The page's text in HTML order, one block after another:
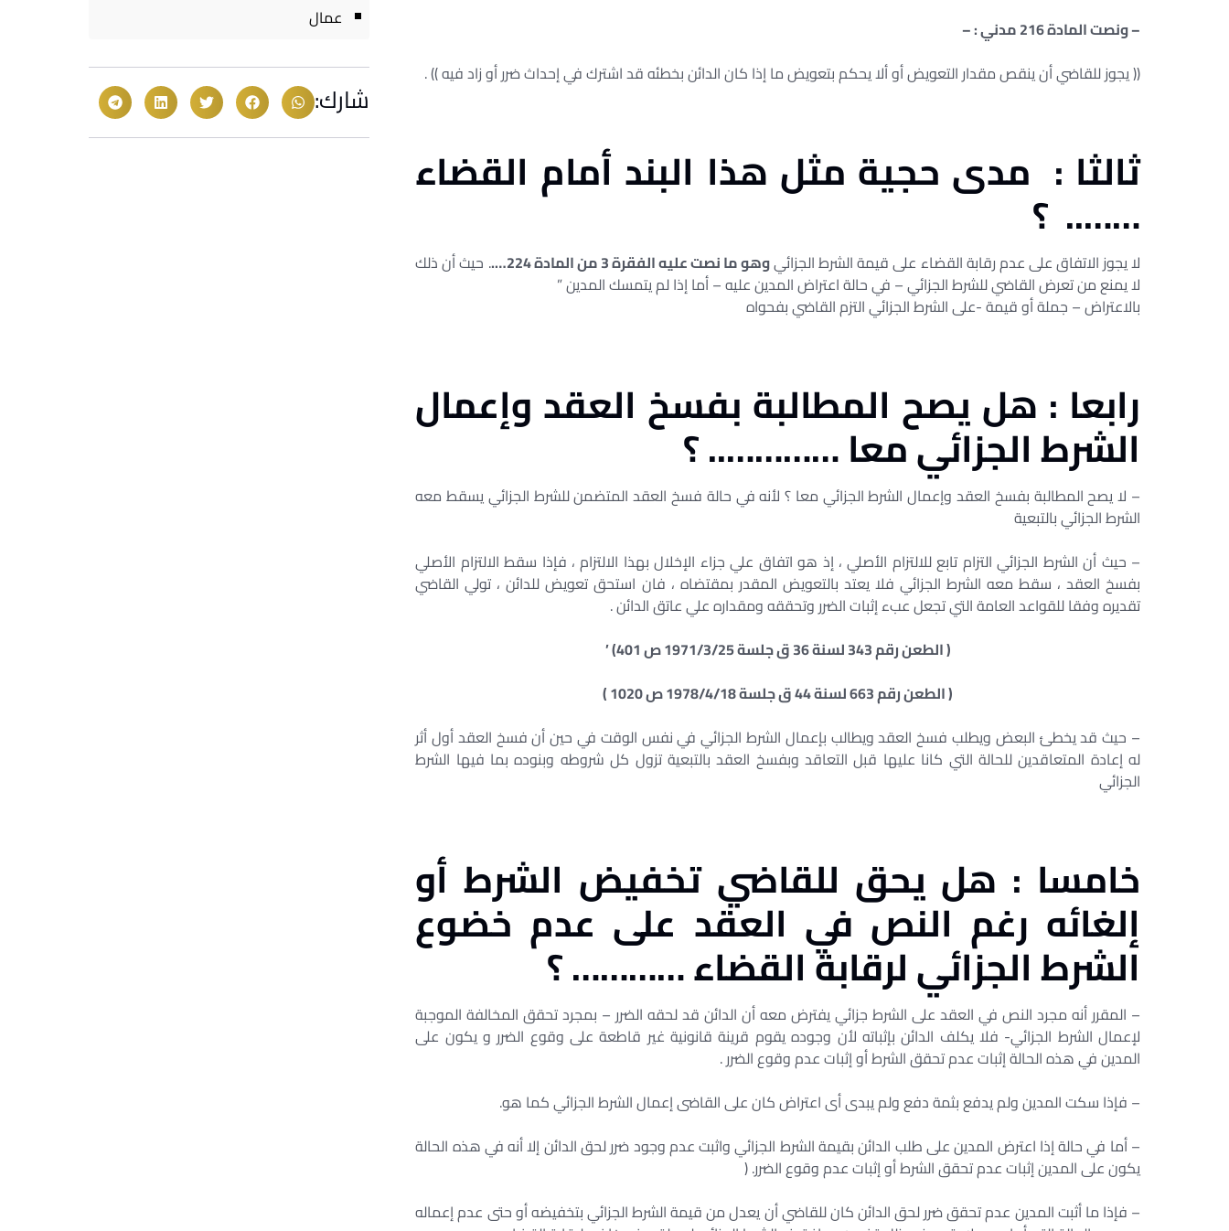
– ونصت المادة 216 مدني : –
(( يجوز للقاضي أن ينقص مقدار التعويض أو ألا يحكم بتعويض ما إذا كان الدائن بخطئه قد اشترك في إحداث ضرر أو زاد فيه )) .
ثالثا : مدى حجية مثل هذا البند أمام القضاء
…….. ؟
لا يجوز الاتفاق على عدم رقابة القضاء على قيمة الشرط الجزائيوهو ما نصت عليه الفقرة 3 من المادة 224….
. حيث أن ذلك
لا يمنع من تعرض القاضي للشرط الجزائي – في حالة اعتراض المدين عليه – أما إذا لم يتمسك المدين ”
بالاعتراض – جملة أو قيمة -على الشرط الجزائي التزم القاضي بفحواه
رابعا : هل يصح المطالبة بفسخ العقد وإعمال
الشرط الجزائي معا ………….. ؟
– لا يصح المطالبة بفسخ العقد وإعمال الشرط الجزائي معا ؟ لأنه في حالة فسخ العقد المتضمن للشرط الجزائي يسقط معه
الشرط الجزائي بالتبعية
– حيث أن الشرط الجزائي التزام تابع للالتزام الأصلي ، إذ هو اتفاق علي جزاء الإخلال بهذا الالتزام ، فإذا سقط الالتزام الأصلي
بفسخ العقد ، سقط معه الشرط الجزائي فلا يعتد بالتعويض المقدر بمقتضاه ، فان استحق تعويض للدائن ، تولي القاضي
تقديره وفقا للقواعد العامة التي تجعل عبء إثبات الضرر وتحققه ومقداره علي عاتق الدائن .
( الطعن رقم 343 لسنة 36 ق جلسة 1971/3/25 ص 401) ’
( الطعن رقم 663 لسنة 44 ق جلسة 1978/4/18 ص 1020 )
– حيث قد يخطئ البعض ويطلب فسخ العقد ويطالب بإعمال الشرط الجزائي في نفس الوقت في حين أن فسخ العقد أول أثر
له إعادة المتعاقدين للحالة التي كانا عليها قبل التعاقد وبفسخ العقد بالتبعية تزول كل شروطه وبنوده بما فيها الشرط
الجزائي
خامسا : هل يحق للقاضي تخفيض الشرط أو
إلغائه رغم النص في العقد على عدم خضوع
الشرط الجزائي لرقابة القضاء ………… ؟
– المقرر أنه مجرد النص في العقد على الشرط جزائي يفترض معه أن الدائن قد لحقه الضرر – بمجرد تحقق المخالفة الموجبة
لإعمال الشرط الجزائي- فلا يكلف الدائن بإثباته لأن وجوده يقوم قرينة قانونية غير قاطعة على وقوع الضرر و يكون على
المدين في هذه الحالة إثبات عدم تحقق الشرط أو إثبات عدم وقوع الضرر .
– فإذا سكت المدين ولم يدفع بثمة دفع ولم يبدى أى اعتراض كان على القاضى إعمال الشرط الجزائي كما هو.
– أما في حالة إذا اعترض المدين على طلب الدائن بقيمة الشرط الجزائي واثبت عدم وجود ضرر لحق الدائن إلا أنه في هذه الحالة
يكون على المدين إثبات عدم تحقق الشرط أو إثبات عدم وقوع الضرر. (
– فإذا ما أثبت المدين عدم تحقق ضرر لحق الدائن كان للقاضي أن يعدل من قيمة الشرط الجزائي بتخفيضه أو حتى عدم إعماله
عمال
شارك: